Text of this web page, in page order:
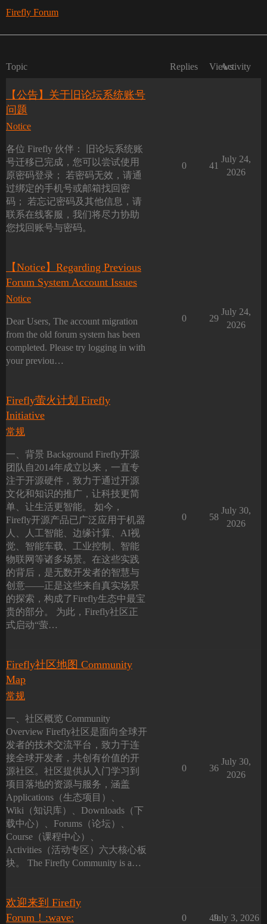
Firefly Forum
Topic Replies ViewsActivity
【公告】关于旧论坛系统账号
问题
Notice
各位 Firefly 伙伴： 旧论坛系统账
号迁移已完成，您可以尝试使用
原密码登录； 若密码无效，请通
过绑定的手机号或邮箱找回密
码； 若忘记密码及其他信息，请
联系在线客服，我们将尽力协助
您找回账号与密码。
0 41
July 24,
2026
【Notice】Regarding Previous
Forum System Account Issues
Notice
Dear Users, The account migration
from the old forum system has been
completed. Please try logging in with
your previou…
0 29
July 24,
2026
Firefly萤火计划 Firefly
Initiative
常规
一、背景 Background Firefly开源
团队自2014年成立以来，一直专
注于开源硬件，致力于通过开源
文化和知识的推广，让科技更简
单、让生活更智能。 如今，
Firefly开源产品已广泛应用于机器
人、人工智能、边缘计算、AI视
觉、智能车载、工业控制、智能
物联网等诸多场景。在这些实践
的背后，是无数开发者的智慧与
创意——正是这些来自真实场景
的探索，构成了Firefly生态中最宝
贵的部分。 为此，Firefly社区正
式启动“萤…
0 58
July 30,
2026
Firefly社区地图 Community
Map
常规
一、社区概览 Community
Overview Firefly社区是面向全球开
发者的技术交流平台，致力于连
接全球开发者，共创有价值的开
源社区。社区提供从入门学习到
项目落地的资源与服务，涵盖
Applications（生态项目）、
Wiki（知识库）、Downloads（下
载中心）、Forums（论坛）、
Course（课程中心）、
Activities（活动专区）六大核心板
块。 The Firefly Community is a…
0 36
July 30,
2026
欢迎来到 Firefly
Forum！:wave:
0 49
July 3, 2026